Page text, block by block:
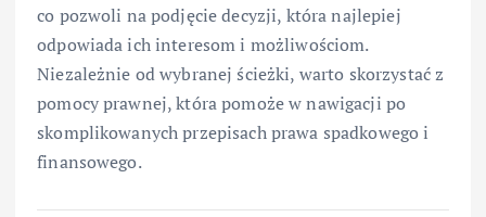
co pozwoli na podjęcie decyzji, która najlepiej
odpowiada ich interesom i możliwościom.
Niezależnie od wybranej ścieżki, warto skorzystać z
pomocy prawnej, która pomoże w nawigacji po
skomplikowanych przepisach prawa spadkowego i
finansowego.